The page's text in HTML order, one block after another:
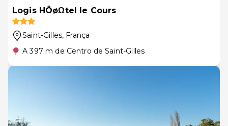
Logis HÔøΩtel le Cours
Saint-Gilles, França
A 397 m de Centro de Saint-Gilles